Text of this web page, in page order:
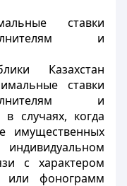
ставки
и
Казахстан
ставки
и
случаях, когда
имущественных
с характером
или фонограмм